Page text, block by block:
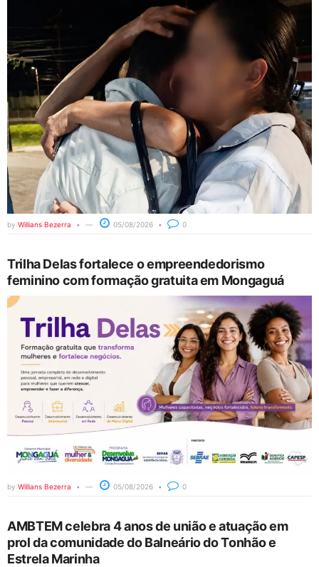
by Willians Bezerra 05/08/2026 0
Trilha Delas fortalece o empreendedorismo
feminino com formação gratuita em Mongaguá
by Willians Bezerra 05/08/2026 0
AMBTEM celebra 4 anos de união e atuação em
prol da comunidade do Balneário do Tonhão e
Estrela Marinha